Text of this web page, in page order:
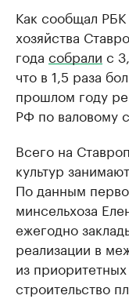
Как сообщал РБК
хозяйства
года собрали с
что в 1,5 раза
прошлом году
РФ по валовому
Всего на
культур
По данным
минсельхоза
ежегодно
реализации в
из
строительство